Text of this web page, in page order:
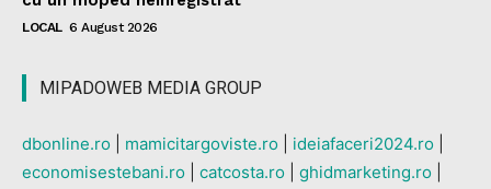
LOCAL 6 August 2026
MIPADOWEB MEDIA GROUP
dbonline.ro mamicitargoviste.ro ideiafaceri2024.ro
economisestebani.ro
catcosta.ro ghidmarketing.ro